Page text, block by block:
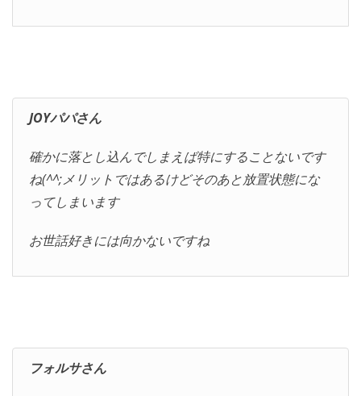
JOYパパさん
確かに落とし込んでしまえば特にすることないです
ね(^^;メリットではあるけどそのあと放置状態にな
ってしまいます
お世話好きには向かないですね
フォルサさん